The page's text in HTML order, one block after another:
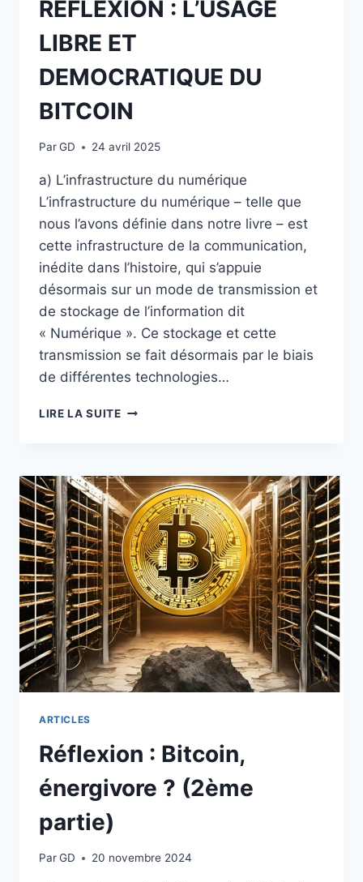
REFLEXION : L’USAGE
LIBRE ET
DEMOCRATIQUE DU
BITCOIN
ParGD 24 avril 2025
a) L’infrastructure du numérique
L’infrastructure du numérique – telle que
nous l’avons définie dans notre livre – est
cette infrastructure de la communication,
inédite dans l’histoire, qui s’appuie
désormais sur un mode de transmission et
de stockage de l’information dit
« Numérique ». Ce stockage et cette
transmission se fait désormais par le biais
de différentes technologies…
LIRE LA SUITEREFLEXION
ET
DEMOCRATIQUE
DU
BITCOIN
ARTICLES
Réflexion : Bitcoin,
énergivore ? (2ème
partie)
ParGD 20 novembre 2024